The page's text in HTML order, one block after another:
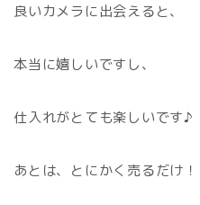
良いカメラに出会えると、
本当に嬉しいですし、
仕入れがとても楽しいです♪
あとは、とにかく売るだけ！